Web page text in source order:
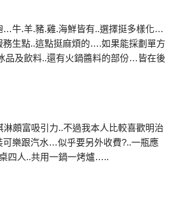
…牛.羊.豬.雞.海鮮皆有..選擇挺多樣化…
務生點..這點挺麻煩的….如果能採劃單方
品及飲料..還有火鍋醬料的部份…皆在後
淋頗富吸引力..不過我本人比較喜歡明治
樂跟汽水…似乎要另外收費?..一瓶應
四人..共用一鍋一烤爐…..